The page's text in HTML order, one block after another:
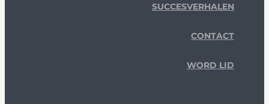
SUCCESVERHALEN
CONTACT
WORD LID